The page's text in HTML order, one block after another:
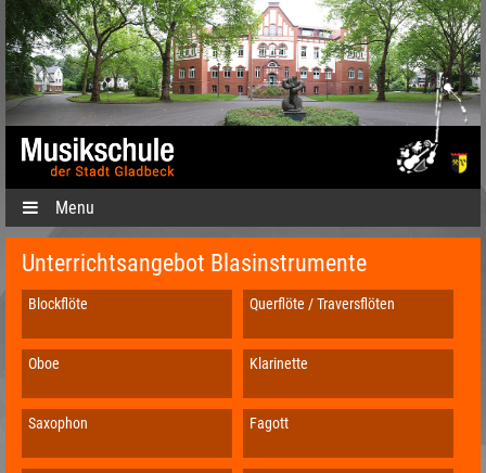
Menu
Unterrichtsangebot Blasinstrumente
Blockflöte Querflöte / Traversflöten
Oboe Klarinette
Saxophon Fagott